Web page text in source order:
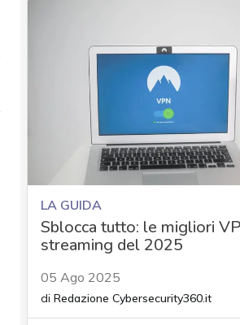
LA GUIDA
Sblocca tutto: le migliori
streaming del 2025
05 Ago 2025
di Redazione Cybersecurity360.it